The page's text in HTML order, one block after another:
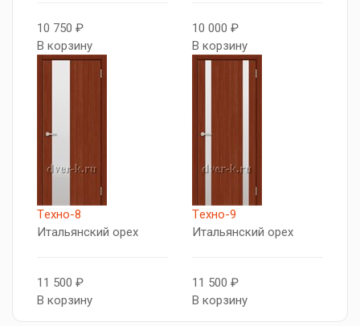
10 750 ₽
В корзину
10 000 ₽
В корзину
Tехно-8
Итальянский орех
11 500 ₽
В корзину
Tехно-9
Итальянский орех
11 500 ₽
В корзину